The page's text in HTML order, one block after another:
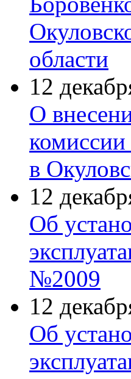
области
12
О
комиссии
в
12
Об
№2009
12
Об